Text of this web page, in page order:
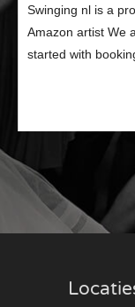
Swinging nl is a
Amazon artist We
started with